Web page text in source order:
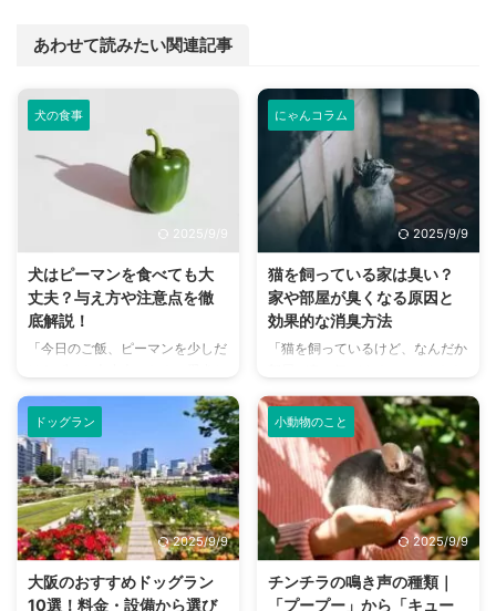
あわせて読みたい関連記事
犬の食事
2025/9/9
犬はピーマンを食べても大
丈夫？与え方や注意点を徹
底解説！
「今日のご飯、ピーマンを少しだ
一緒に食卓を囲む際、そんな疑問
を持ったことはありませんか？
ピーマンは人間にとって栄養豊富
な野菜ですが、犬に与えても安全
なのか、どのような栄養素がある
のか、そして適切な与え方はある
のか、気になる飼い主さんは多い
でしょう。 この記事では、犬が
や、含まれる栄養素、そしてメリ
にゃんコラム
2025/9/9
猫を飼っている家は臭い？
家や部屋が臭くなる原因と
効果的な消臭方法
「猫を飼っているけど、なんだか
悩みはありませんか？猫との暮ら
しは幸せで満ちていますが、独特
のにおいが気になるという飼い主
さんは少なくありません。 特
に、来客時などは「うちのにお
い、大丈夫かな？」と不安に感じ
てしまうこともあるでしょう。
この記事では、猫のにおいの原因
体、部屋など、場所別に具体的な
ドッグラン
2025/9/9
大阪のおすすめドッグラン
10選！料金・設備から選び
小動物のこと
2025/9/9
チンチラの鳴き声の種類｜
「プープー」から「キュー